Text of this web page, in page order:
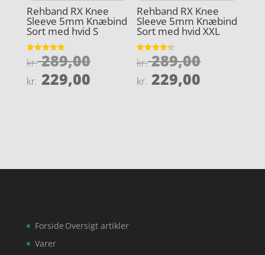
Rehband RX Knee
Sleeve 5mm Knæbind
Sort med hvid S
Vurderet
5
kr.289,00Den
oprindelige
kr. 229,00Den
Rehband RX Knee
Sleeve 5mm Knæbind
Sort med hvid XXL
Vurderet
4.3
kr.289,00Den
kr. 229,00
Forside
Varer
Oversigt artikler